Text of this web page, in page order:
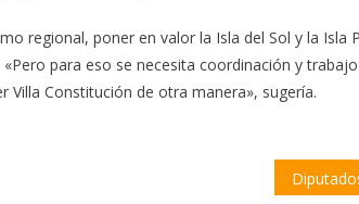
regional, poner en valor la Isla del Sol y la Isla
para eso se necesita coordinación y
Constitución de otra manera», sugería.